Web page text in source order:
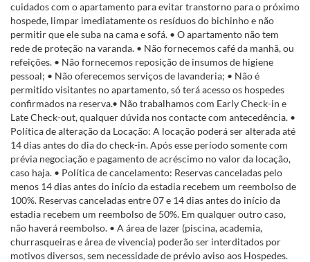
cuidados com o apartamento para evitar transtorno para o próximo
hospede, limpar imediatamente os resíduos do bichinho e não
permitir que ele suba na cama e sofá. • O apartamento não tem
rede de proteção na varanda. • Não fornecemos café da manhã, ou
refeições. • Não fornecemos reposição de insumos de higiene
pessoal; • Não oferecemos serviços de lavanderia; • Não é
permitido visitantes no apartamento, só terá acesso os hospedes
confirmados na reserva.• Não trabalhamos com Early Check-in e
Late Check-out, qualquer dúvida nos contacte com antecedência. •
Política de alteração da Locação: A locação poderá ser alterada até
14 dias antes do dia do check-in. Após esse período somente com
prévia negociação e pagamento de acréscimo no valor da locação,
caso haja. • Política de cancelamento: Reservas canceladas pelo
menos 14 dias antes do início da estadia recebem um reembolso de
100%. Reservas canceladas entre 07 e 14 dias antes do início da
estadia recebem um reembolso de 50%. Em qualquer outro caso,
não haverá reembolso. • A área de lazer (piscina, academia,
churrasqueiras e área de vivencia) poderão ser interditados por
motivos diversos, sem necessidade de prévio aviso aos Hospedes.